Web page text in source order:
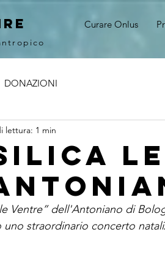
Curare Onlus
DONAZIONI
lettura: 1 min
Ventre” dell'Antoniano di
straordinario concerto